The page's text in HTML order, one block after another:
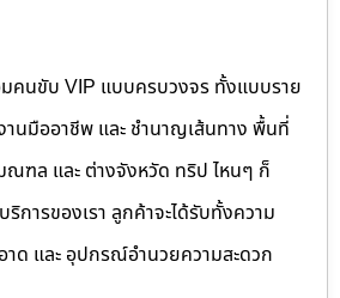
มคนขับ VIP แบบครบวงจร ทั้งแบบราย
านมืออาชีพ และ ชำนาญเส้นทาง พื้นที่
ฑล และ ต่างจังหวัด ทริป ไหนๆ ก็
ริการของเรา ลูกค้าจะได้รับทั้งความ
าด และ อุปกรณ์อำนวยความสะดวก